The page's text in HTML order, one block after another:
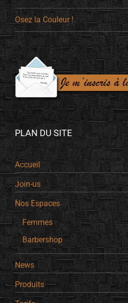
Osez la Couleur !
PLAN DU SITE
Accueil
Join-us
Nos Espaces
Femmes
Barbershop
News
Produits